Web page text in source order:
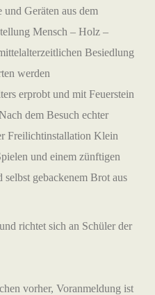
Geräten aus dem
Mensch – Holz –
Besiedlung
werden
erprobt und mit Feuerstein
dem Besuch echter
Freilichtinstallation Klein
und einem zünftigen
gebackenem Brot aus
richtet sich an Schüler der
vorher, Voranmeldung ist